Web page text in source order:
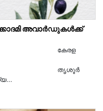
അവാർഡുകൾക്ക്